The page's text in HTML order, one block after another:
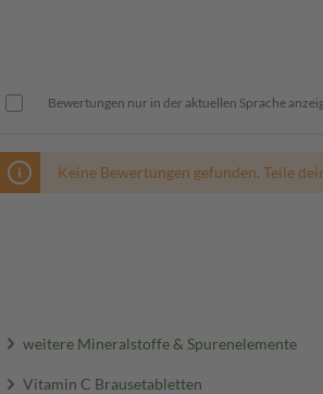
Bewertungen nur in der aktuellen Sprache
Keine Bewertungen gefunden. Teile
weitere Mineralstoffe & Spurenelemente
Vitamin C Brausetabletten